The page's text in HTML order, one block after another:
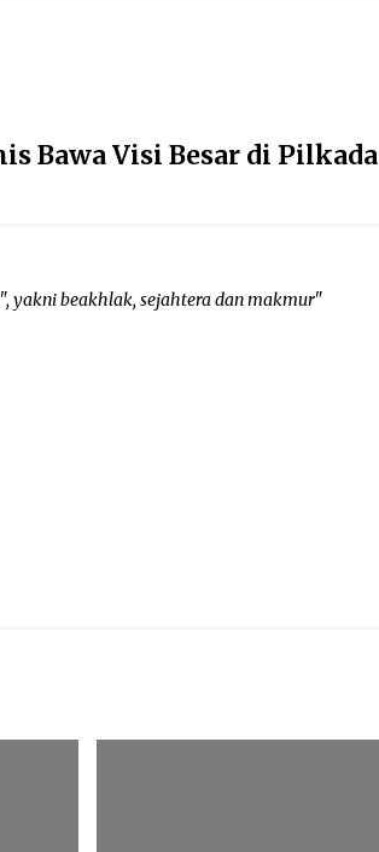
Bawa Visi Besar di Pilkada
yakni beakhlak, sejahtera dan makmur"